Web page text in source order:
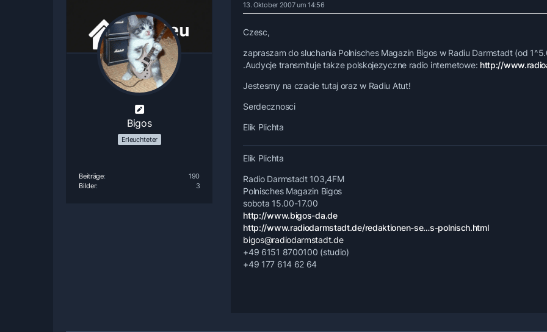
Bigos
Erleuchteter
Beiträge
190
Bilder
3
13. Oktober 2007 um 14:56
Czesc,
zapraszam do sluchania Polnisches Magazin Bigos w Radiu Darmstadt (od
.Audycje transmituje takze polskojezyczne radio internetowe: http://
Jestesmy na czacie tutaj oraz w Radiu Atut!
Serdecznosci
Elik Plichta
Elik Plichta
Radio Darmstadt 103,4FM
Polnisches Magazin Bigos
sobota 15.00-17.00
http://www.bigos-da.de
http://www.radiodarmstadt.de/redaktionen-se…s-polnisch.html
bigos@radiodarmstadt.de
+49 6151 8700100 (studio)
+49 177 614 62 64